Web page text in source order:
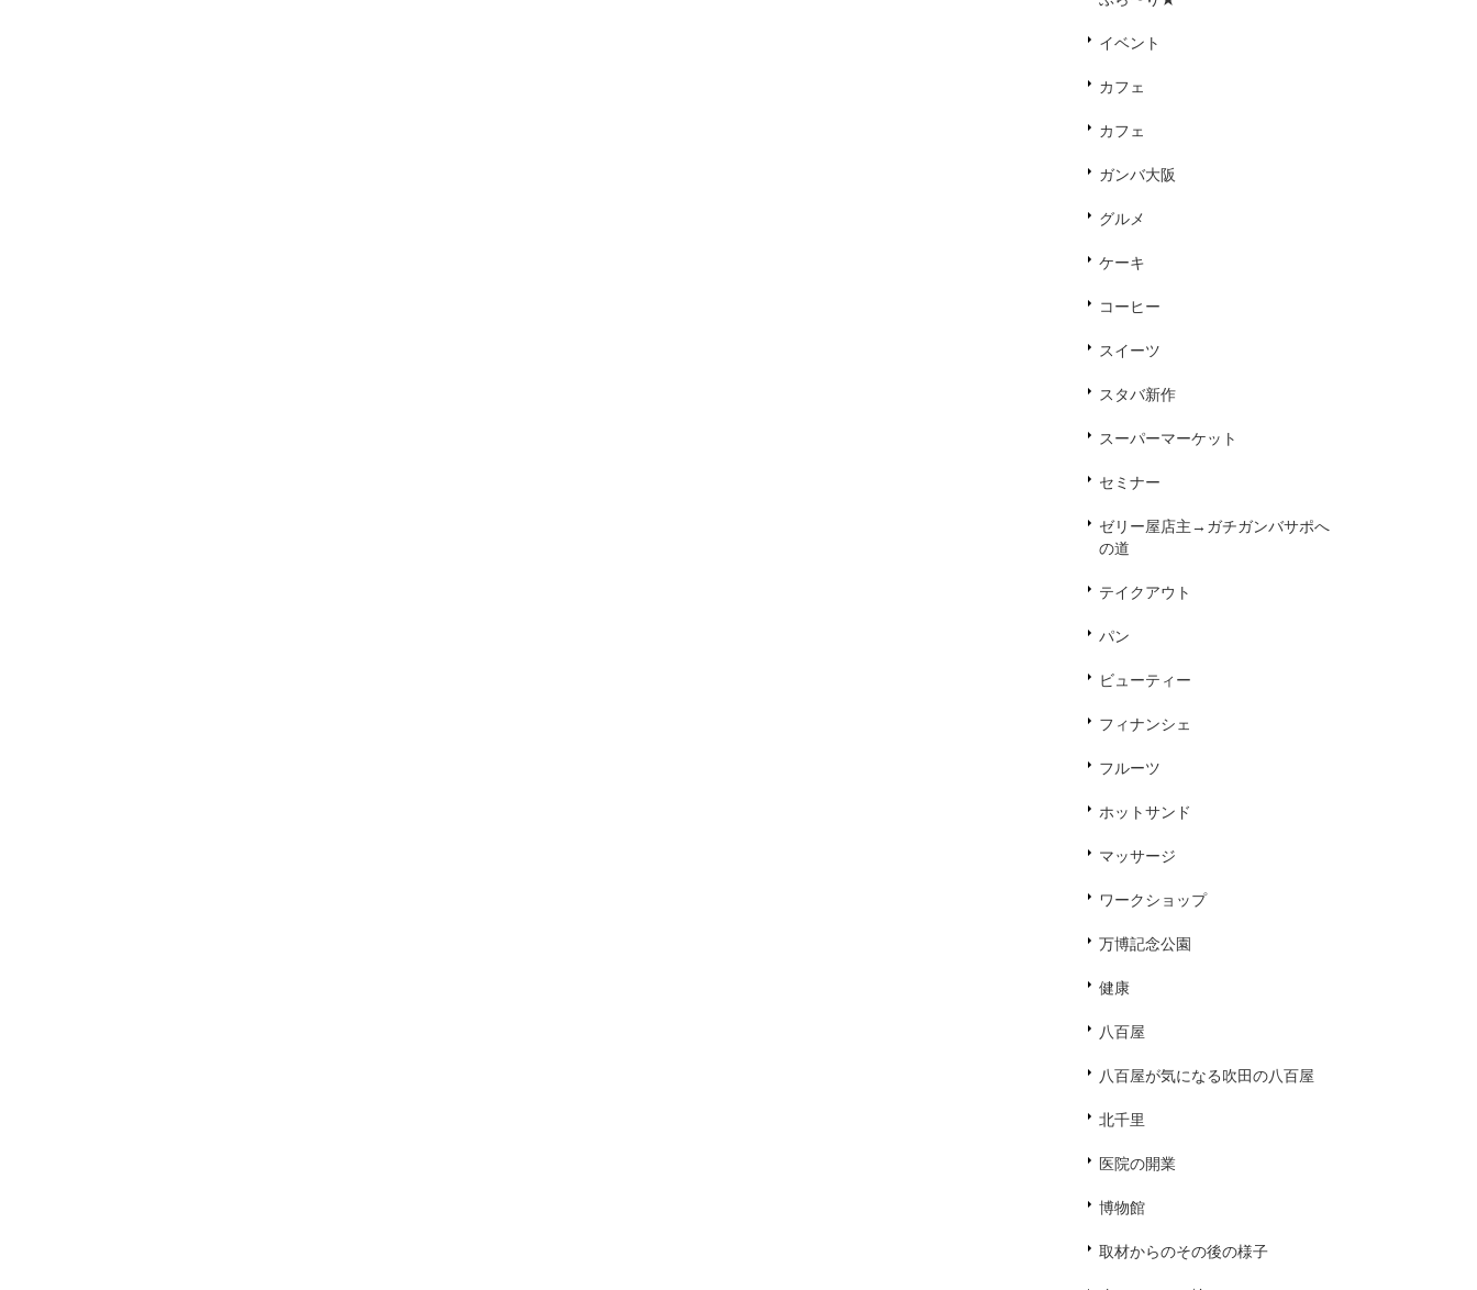
イベント
カフェ
カフェ
ガンバ大阪
グルメ
ケーキ
コーヒー
スイーツ
スタバ新作
スーパーマーケット
セミナー
ゼリー屋店主→ガチガンバサポへ
の道
テイクアウト
パン
ビューティー
フィナンシェ
フルーツ
ホットサンド
マッサージ
ワークショップ
万博記念公園
健康
八百屋
八百屋が気になる吹田の八百屋
北千里
医院の開業
博物館
取材からのその後の様子